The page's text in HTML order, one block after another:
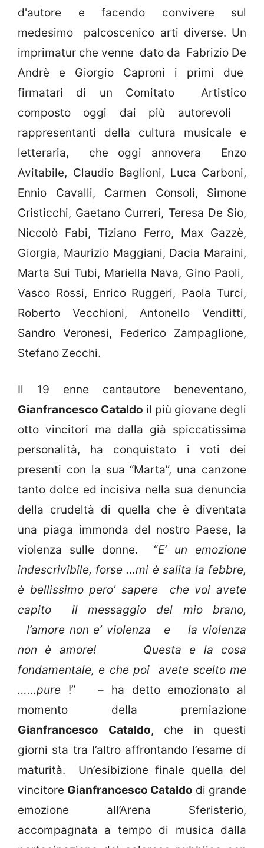
d'autore e facendo convivere sul
medesimo palcoscenico arti diverse. Un
imprimatur che venne dato da Fabrizio De
Andrè e Giorgio Caproni i primi due
firmatari di un Comitato Artistico
composto oggi dai più autorevoli
rappresentanti della cultura musicale e
letteraria, che oggi annovera Enzo
Avitabile, Claudio Baglioni, Luca Carboni,
Ennio Cavalli, Carmen Consoli, Simone
Cristicchi, Gaetano Curreri, Teresa De Sio,
Niccolò Fabi, Tiziano Ferro, Max Gazzè,
Giorgia, Maurizio Maggiani, Dacia Maraini,
Marta Sui Tubi, Mariella Nava, Gino Paoli,
Vasco Rossi, Enrico Ruggeri, Paola Turci,
Roberto Vecchioni, Antonello Venditti,
Sandro Veronesi, Federico Zampaglione,
Stefano Zecchi.
Il 19 enne cantautore beneventano,
Gianfrancesco Cataldo il più giovane degli
otto vincitori ma dalla già spiccatissima
personalità, ha conquistato i voti dei
presenti con la sua “Marta”, una canzone
tanto dolce ed incisiva nella sua denuncia
della crudeltà di quella che è diventata
una piaga immonda del nostro Paese, la
violenza sulle donne. “E’ un emozione
indescrivibile, forse …mi è salita la febbre,
è bellissimo pero’ sapere che voi avete
capito il messaggio del mio brano,
l’amore non e’ violenza e la violenza
non è amore! Questa e la cosa
fondamentale, e che poi avete scelto me
……pure !” – ha detto emozionato al
momento della premiazione
Gianfrancesco Cataldo, che in questi
giorni sta tra l’altro affrontando l’esame di
maturità. Un’esibizione finale quella del
vincitore Gianfrancesco Cataldo di grande
emozione all’Arena Sferisterio,
accompagnata a tempo di musica dalla